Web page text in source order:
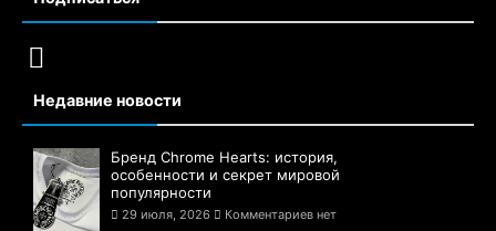
Недавние новости
Бренд Chrome Hearts: история,
особенности и секрет мировой
популярности
29 июля, 2026 Комментариев нет